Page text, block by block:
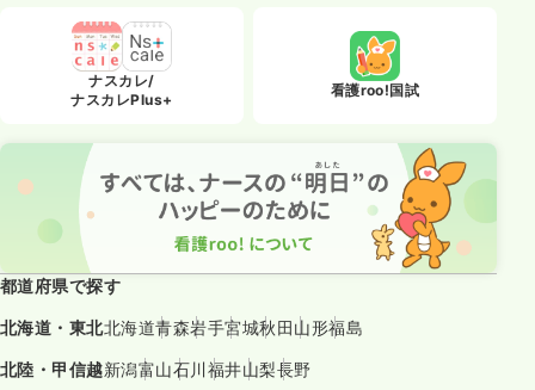
ナスカレ/
ナスカレPlus+
看護roo!国試
都道府県で探す
北海道・東北北海道青森岩手宮城秋田山形福島
北陸・甲信越新潟富山石川福井山梨長野